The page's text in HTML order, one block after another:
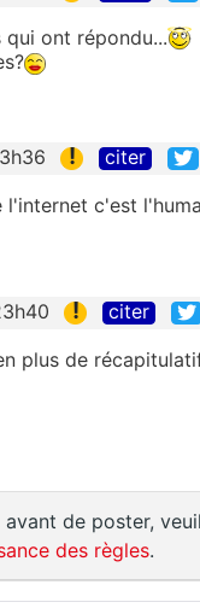
ont répondu...
! citer
c'est
! citer
plus de
avant de poster,
des règles.